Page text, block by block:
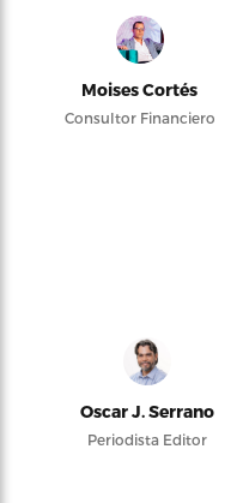
Moises Cortés
Consultor Financiero
Oscar J. Serrano
Periodista Editor